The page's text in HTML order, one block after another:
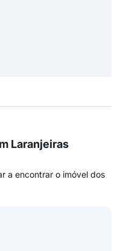
Laranjeiras
a encontrar o imóvel dos